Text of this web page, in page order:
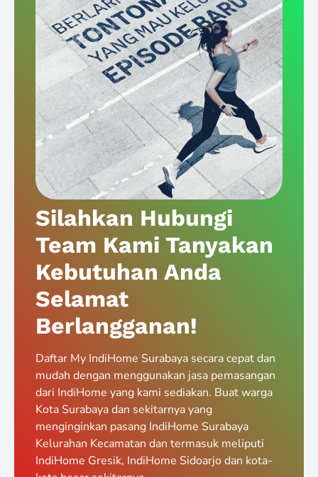
Silahkan Hubungi
Team Kami Tanyakan
Kebutuhan Anda
Selamat
Berlangganan!
Daftar My IndiHome Surabaya secara cepat dan
mudah dengan menggunakan jasa pemasangan
dari IndiHome yang kami sediakan. Buat warga
Kota Surabaya dan sekitarnya yang
menginginkan pasang IndiHome Surabaya
Kelurahan Kecamatan dan termasuk meliputi
IndiHome Gresik, IndiHome Sidoarjo dan kota-